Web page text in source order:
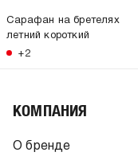
Сарафан на бретелях
летний короткий
+2
КОМПАНИЯ
О бренде